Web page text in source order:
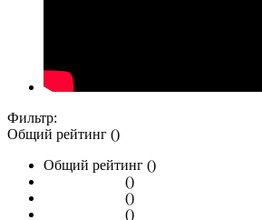
Фильтр:
Общий рейтинг ()
Общий рейтинг ()
()
()
()